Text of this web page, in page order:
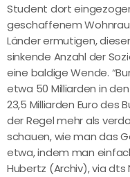
Student dort
geschaffenem
Länder ermutigen,
sinkende Anzahl der
eine baldige Wende.
etwa 50 Milliarden in
23,5 Milliarden Euro des
der Regel mehr als
schauen, wie man das
etwa, indem man
Hubertz (Archiv), via